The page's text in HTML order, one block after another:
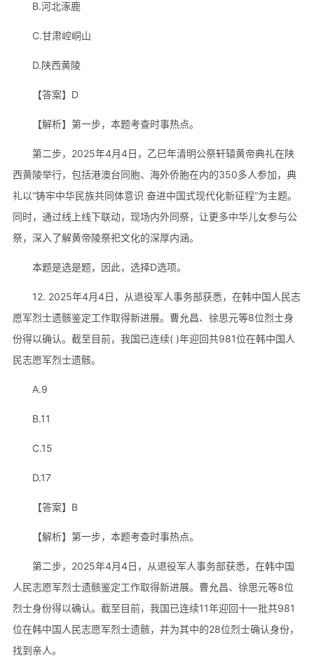
B.河北涿鹿
C.甘肃崆峒山
D.陕西黄陵
【答案】D
【解析】第一步，本题考查时事热点。
第二步，2025年4月4日，乙巳年清明公祭轩辕黄帝典礼在陕
西黄陵举行，包括港澳台同胞、海外侨胞在内的350多人参加，典
礼以“铸牢中华民族共同体意识 奋进中国式现代化新征程”为主题。
同时，通过线上线下联动，现场内外同祭，让更多中华儿女参与公
祭，深入了解黄帝陵祭祀文化的深厚内涵。
本题是选是题，因此，选择D选项。
12. 2025年4月4日，从退役军人事务部获悉，在韩中国人民志
愿军烈士遗骸鉴定工作取得新进展。曹允昌、徐思元等8位烈士身
份得以确认。截至目前，我国已连续( )年迎回共981位在韩中国人
民志愿军烈士遗骸。
A.9
B.11
C.15
D.17
【答案】B
【解析】第一步，本题考查时事热点。
第二步，2025年4月4日，从退役军人事务部获悉，在韩中国
人民志愿军烈士遗骸鉴定工作取得新进展。曹允昌、徐思元等8位
烈士身份得以确认。截至目前，我国已连续11年迎回十一批共981
位在韩中国人民志愿军烈士遗骸，并为其中的28位烈士确认身份，
找到亲人。